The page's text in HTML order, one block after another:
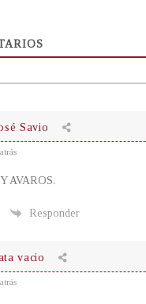
Savio
AVAROS.
Responder
vacio